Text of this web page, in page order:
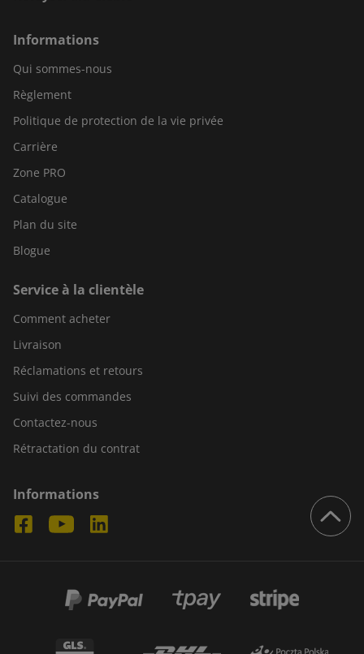
Informations
Qui sommes-nous
Règlement
Politique de protection de la vie privée
Carrière
Zone PRO
Catalogue
Plan du site
Blogue
Service à la clientèle
Comment acheter
Livraison
Réclamations et retours
Suivi des commandes
Contactez-nous
Rétractation du contrat
Informations